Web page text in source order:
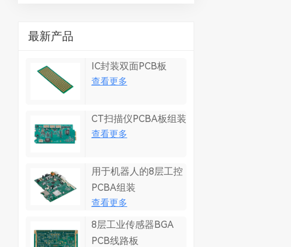
最新产品
IC封装双面PCB板
查看更多
CT扫描仪PCBA板组装
查看更多
用于机器人的8层工控
PCBA组装
查看更多
8层工业传感器BGA
PCB线路板